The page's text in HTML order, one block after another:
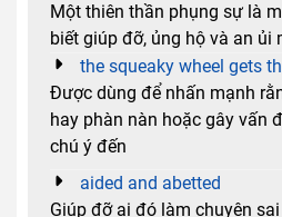
Một thiên thần phụng sự là
biết giúp đỡ, ủng hộ và an ủi
the squeaky wheel gets
Được dùng để nhấn mạnh
hay phàn nàn hoặc gây vấn
chú ý đến
aided and abetted
Giúp đỡ ai đó làm chuyện